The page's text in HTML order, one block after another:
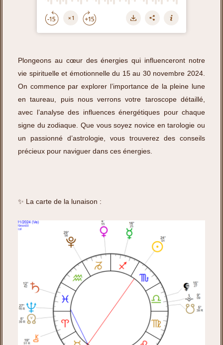
Plongeons au cœur des énergies qui influenceront notre
vie spirituelle et émotionnelle du 15 au 30 novembre 2024.
On commence par explorer l’importance de la pleine lune
en taureau, puis nous verrons votre taroscope détaillé,
avec l’analyse des influences énergétiques pour chaque
signe du zodiaque. Que vous soyez novice en tarologie ou
un passionné d’astrologie, vous trouverez des conseils
précieux pour naviguer dans ces énergies.
✨ La carte de la lunaison :